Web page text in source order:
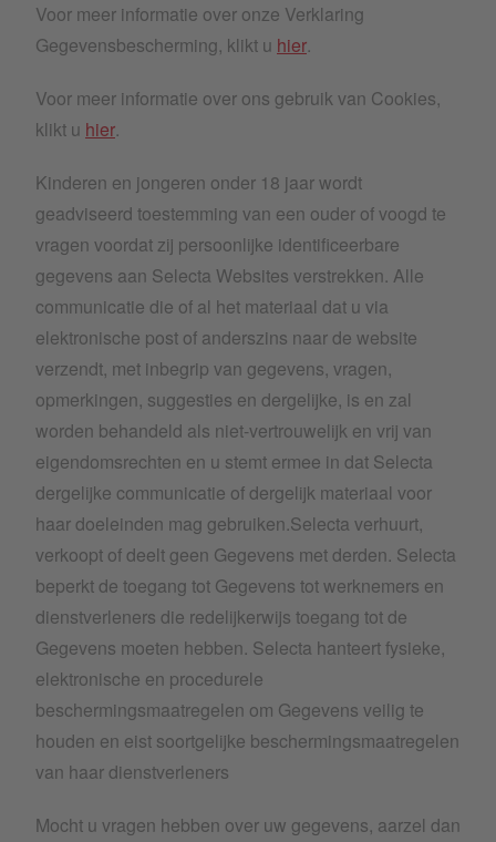
Voor meer informatie over onze Verklaring
Gegevensbescherming, klikt u hier.
Voor meer informatie over ons gebruik van Cookies,
klikt u hier.
Kinderen en jongeren onder 18 jaar wordt
geadviseerd toestemming van een ouder of voogd te
vragen voordat zij persoonlijke identificeerbare
gegevens aan Selecta Websites verstrekken. Alle
communicatie die of al het materiaal dat u via
elektronische post of anderszins naar de website
verzendt, met inbegrip van gegevens, vragen,
opmerkingen, suggesties en dergelijke, is en zal
worden behandeld als niet-vertrouwelijk en vrij van
eigendomsrechten en u stemt ermee in dat Selecta
dergelijke communicatie of dergelijk materiaal voor
haar doeleinden mag gebruiken.Selecta verhuurt,
verkoopt of deelt geen Gegevens met derden. Selecta
beperkt de toegang tot Gegevens tot werknemers en
dienstverleners die redelijkerwijs toegang tot de
Gegevens moeten hebben. Selecta hanteert fysieke,
elektronische en procedurele
beschermingsmaatregelen om Gegevens veilig te
houden en eist soortgelijke beschermingsmaatregelen
van haar dienstverleners
Mocht u vragen hebben over uw gegevens, aarzel dan